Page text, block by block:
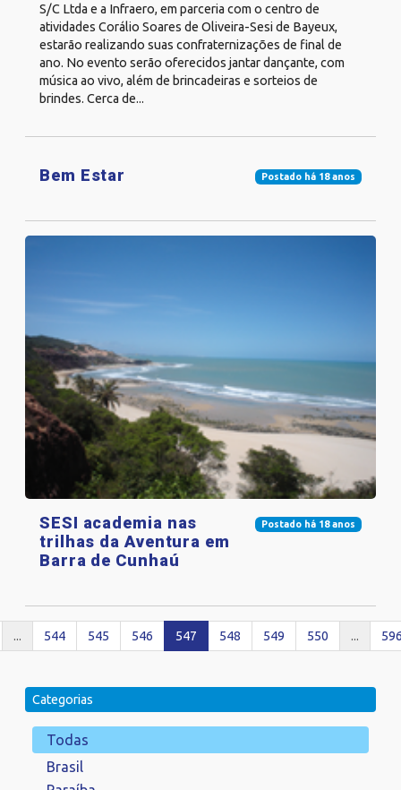
S/C Ltda e a Infraero, em parceria com o centro de
atividades Corálio Soares de Oliveira-Sesi de Bayeux,
estarão realizando suas confraternizações de final de
ano. No evento serão oferecidos jantar dançante, com
música ao vivo, além de brincadeiras e sorteios de
brindes. Cerca de...
Postado há 18 anos
Bem Estar
Postado há 18 anos
SESI academia nas
trilhas da Aventura em
Barra de Cunhaú
... 544 545 546 547 548 549 550 ...
Categorias
Todas
Brasil